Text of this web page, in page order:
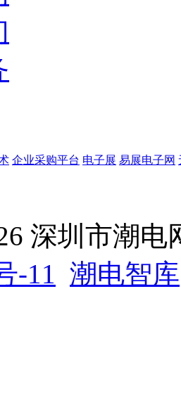
企业采购平台 电子展 易展电子网
深圳市潮
-11 潮电智库